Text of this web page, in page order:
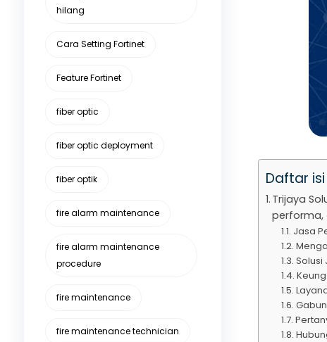
Daftar isi
Trijaya
performa,
Jasa
Solusi
hilang
Cara Setting Fortinet
Feature Fortinet
fiber optic
fiber optic deployment
fiber optik
fire alarm maintenance
fire alarm maintenance
procedure
fire maintenance
fire maintenance technician